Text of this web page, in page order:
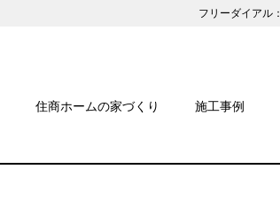
フリーダイアル：
住商ホームの家づくり 施工事例